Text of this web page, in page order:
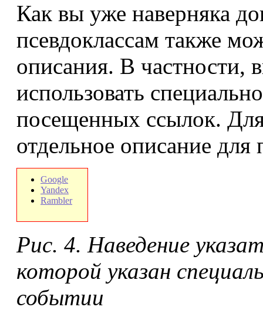
Как вы уже наверняка
псевдоклассам также
описания. В частности,
использовать
посещенных ссылок.
отдельное описание для
Google
Yandex
Rambler
Рис. 4. Наведение
которой указан
событии